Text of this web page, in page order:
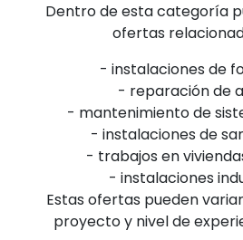
Dentro de esta categoría
ofertas
- instalaciones de
- reparación de
- mantenimiento de
- instalaciones de
- trabajos en
- instalaciones
Estas ofertas pueden
proyecto y nivel de